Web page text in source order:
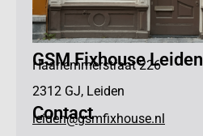
GSM Fixhouse Leiden
Haarlemmerstraat 226
2312 GJ, Leiden
Contact
leiden@gsmfixhouse.nl